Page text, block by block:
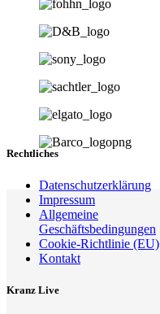
Rechtliches
Datenschutzerklärung
Impressum
Allgemeine
Geschäftsbedingungen
Cookie-Richtlinie (EU)
Kontakt
Kranz Live